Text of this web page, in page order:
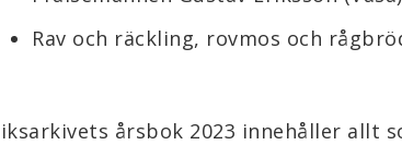
Rav och räckling, rovmos och
årsbok 2023 innehåller allt